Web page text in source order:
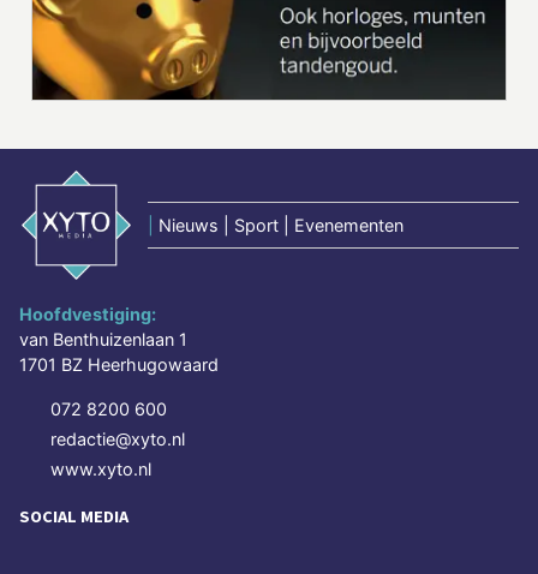
Nieuws | Sport | Evenementen
Hoofdvestiging:
van Benthuizenlaan 1
1701 BZ Heerhugowaard
072 8200 600
redactie@xyto.nl
www.xyto.nl
SOCIAL MEDIA